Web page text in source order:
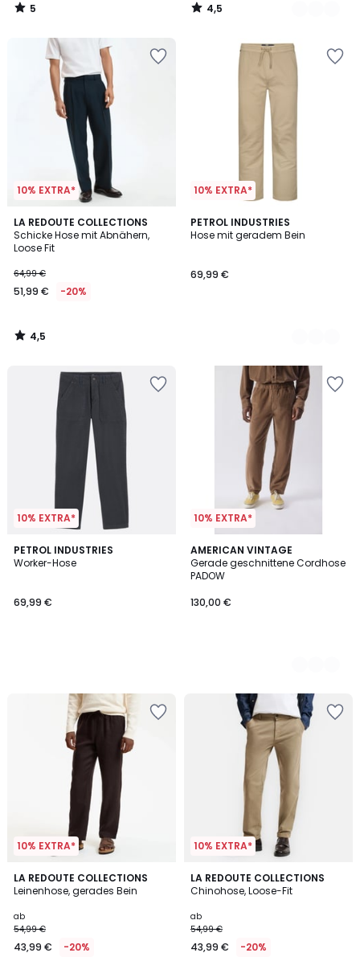
5
/
4,5
/
10% EXTRA*
LA REDOUTE COLLECTIONS
Schicke Hose mit Abnähern,
Loose Fit
64,99 €
51,99 € -20%
4,5
/ 5
4,5
/
10% EXTRA*
PETROL INDUSTRIES
Hose mit geradem Bein
69,99 €
3
Farben
10% EXTRA*
PETROL INDUSTRIES
Worker-Hose
69,99 €
10% EXTRA*
AMERICAN VINTAGE
Gerade geschnittene Cordhose
PADOW
130,00 €
2
Farben
10% EXTRA*
LA REDOUTE COLLECTIONS
Leinenhose, gerades Bein
ab
54,99 €
43,99 € -20%
4,4
/ 5
2
Farben
10% EXTRA*
LA REDOUTE COLLECTIONS
Chinohose, Loose-Fit
ab
54,99 €
43,99 € -20%
4,5
/ 5
2
Farben